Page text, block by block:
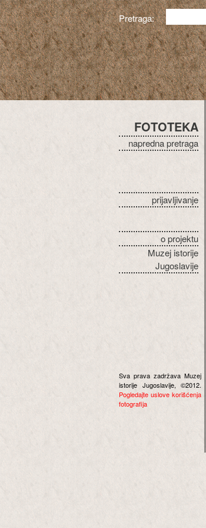
Pretraga:
FOTOTEKA
napredna pretraga
prijavljivanje
o projektu
Muzej istorije
Jugoslavije
Sva prava zadržava Muzej
istorije Jugoslavije, ©2012.
Pogledajte uslove korišćenja
fotografija